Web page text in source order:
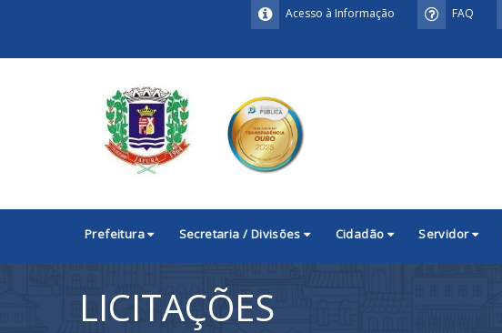
FAQ
Acesso à Informação
Prefeitura Secretaria / Divisões Cidadão Servidor
LICITAÇÕES